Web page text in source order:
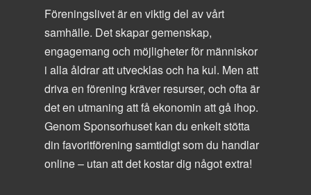
Föreningslivet är en viktig del av vårt
samhälle. Det skapar gemenskap,
engagemang och möjligheter för människor
i alla åldrar att utvecklas och ha kul. Men att
driva en förening kräver resurser, och ofta är
det en utmaning att få ekonomin att gå ihop.
Genom Sponsorhuset kan du enkelt stötta
din favoritförening samtidigt som du handlar
online – utan att det kostar dig något extra!